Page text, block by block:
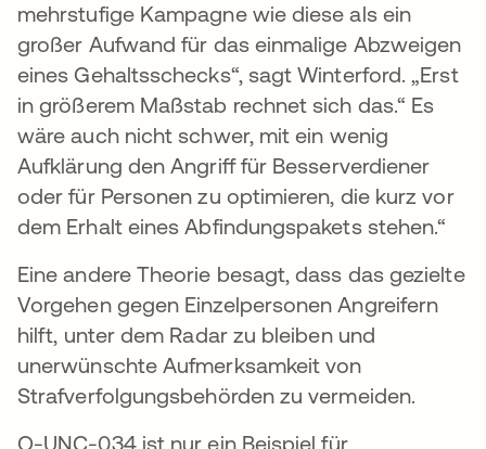
mehrstufige Kampagne wie diese als ein
großer Aufwand für das einmalige Abzweigen
eines Gehaltsschecks“, sagt Winterford. „Erst
in größerem Maßstab rechnet sich das.“ Es
wäre auch nicht schwer, mit ein wenig
Aufklärung den Angriff für Besserverdiener
oder für Personen zu optimieren, die kurz vor
dem Erhalt eines Abfindungspakets stehen.“
Eine andere Theorie besagt, dass das gezielte
Vorgehen gegen Einzelpersonen Angreifern
hilft, unter dem Radar zu bleiben und
unerwünschte Aufmerksamkeit von
Strafverfolgungsbehörden zu vermeiden.
O-UNC-034 ist nur ein Beispiel für